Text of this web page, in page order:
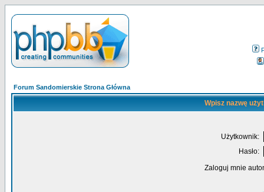
Forum Sandomierskie Strona Główna
Wpisz nazwę
Użytkownik:
Hasło:
Zaloguj mnie